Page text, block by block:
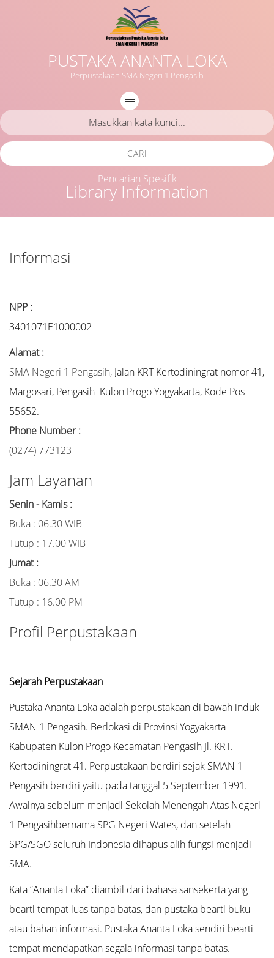
PUSTAKA ANANTA LOKA
Perpustakaan SMA Negeri 1 Pengasih
Library Information
CARI
Pencarian Spesifik
Informasi
NPP :
3401071E1000002
Alamat :
SMA Negeri 1 Pengasih, Jalan KRT Kertodiningrat nomor 41,
Margosari, Pengasih Kulon Progo Yogyakarta, Kode Pos
55652.
Phone Number :
(0274) 773123
Jam Layanan
Senin - Kamis :
Buka : 06.30 WIB
Tutup : 17.00 WIB
Jumat :
Buka : 06.30 AM
Tutup : 16.00 PM
Profil Perpustakaan
Sejarah Perpustakaan
Pustaka Ananta Loka adalah perpustakaan di bawah induk
SMAN 1 Pengasih. Berlokasi di Provinsi Yogyakarta
Kabupaten Kulon Progo Kecamatan Pengasih Jl. KRT.
Kertodiningrat 41. Perpustakaan berdiri sejak SMAN 1
Pengasih berdiri yaitu pada tanggal 5 September 1991.
Awalnya sebelum menjadi Sekolah Menengah Atas Negeri
1 Pengasihbernama SPG Negeri Wates, dan setelah
SPG/SGO seluruh Indonesia dihapus alih fungsi menjadi
SMA.
Kata “Ananta Loka” diambil dari bahasa sansekerta yang
bearti tempat luas tanpa batas, dan pustaka bearti buku
atau bahan informasi. Pustaka Ananta Loka sendiri bearti
tempat mendapatkan segala informasi tanpa batas.